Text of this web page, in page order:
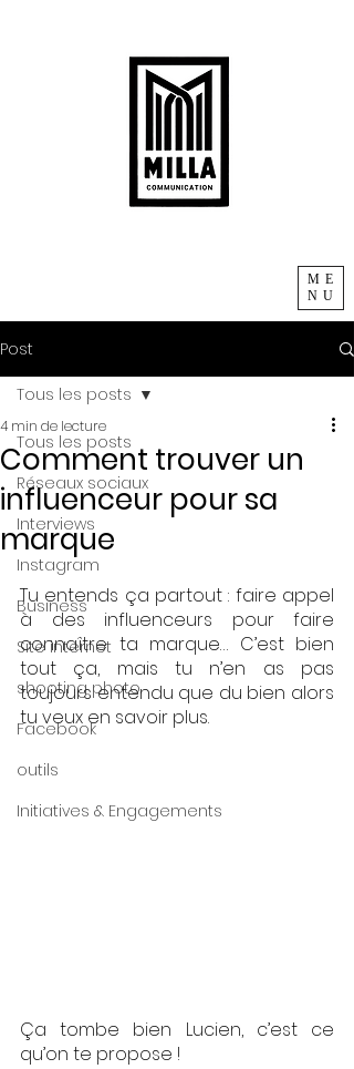
ME
NU
Post
Tous les posts
Réseaux sociaux
Interviews
Instagram
Business
Site internet
shooting photo
Facebook
outils
Initiatives & Engagements
Tous les posts
Comment trouver un
influenceur pour sa
marque
4 min de lecture
Tu entends ça partout : faire appel
à des influenceurs pour faire
connaître ta marque… C’est bien
tout ça, mais tu n’en as pas
toujours entendu que du bien alors
tu veux en savoir plus.
Ça tombe bien Lucien, c’est ce
qu’on te propose !